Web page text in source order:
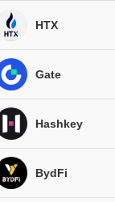
HTX
Gate
Hashkey
BydFi